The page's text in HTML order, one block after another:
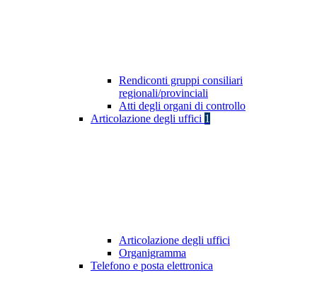
Rendiconti gruppi consiliari
regionali/provinciali
Atti degli organi di controllo
Articolazione degli uffici 1
Articolazione degli uffici
Organigramma
Telefono e posta elettronica